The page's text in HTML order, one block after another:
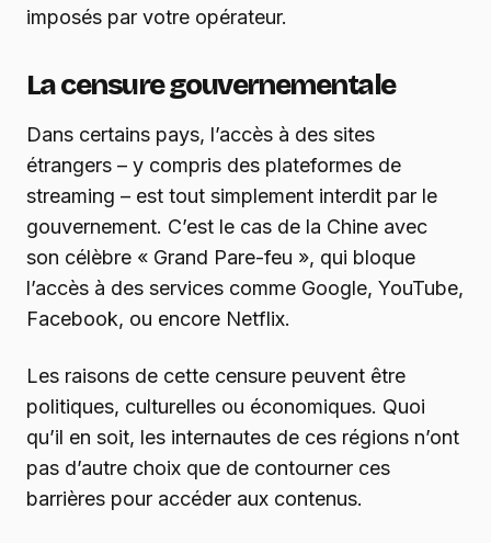
imposés par votre opérateur.
La censure gouvernementale
Dans certains pays, l’accès à des sites
étrangers – y compris des plateformes de
streaming – est tout simplement interdit par le
gouvernement. C’est le cas de la Chine avec
son célèbre « Grand Pare-feu », qui bloque
l’accès à des services comme Google, YouTube,
Facebook, ou encore Netflix.
Les raisons de cette censure peuvent être
politiques, culturelles ou économiques. Quoi
qu’il en soit, les internautes de ces régions n’ont
pas d’autre choix que de contourner ces
barrières pour accéder aux contenus.